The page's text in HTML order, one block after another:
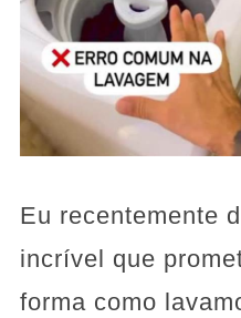
Eu recentemente
incrível que
forma como